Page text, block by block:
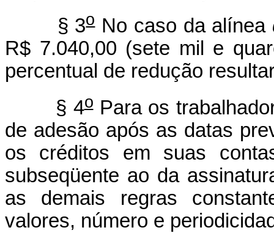
§ 3oNo caso da alínea
R$ 7.040,00 (sete mil e
percentual de redução
§ 4oPara os
de adesão após as datas
os créditos em suas
subseqüente ao da
as demais regras
valores, número e